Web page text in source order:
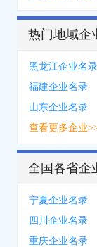
热门地域企
黑龙江企业名录
福建企业名录
山东企业名录
查看更多企业
全国各省企
宁夏企业名录
四川企业名录
重庆企业名录